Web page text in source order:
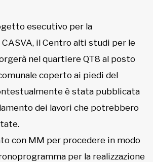
esecutivo per la
CASVA, il Centro alti studi per le
nel quartiere QT8 al posto
coperto ai piedi del
è stata pubblicata
dei lavori che potrebbero
con MM per procedere in modo
per la realizzazione